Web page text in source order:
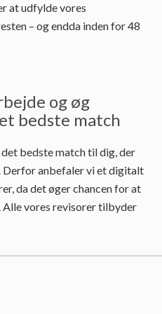
at udfylde vores
– og endda inden for 48
og øg
bedste match
bedste match til dig, der
Derfor anbefaler vi et digitalt
da det øger chancen for at
vores revisorer tilbyder